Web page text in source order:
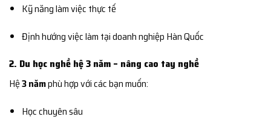
Kỹ năng làm việc thực tế
Định hướng việc làm tại doanh nghiệp Hàn Quốc
2. Du học nghề hệ 3 năm – nâng cao tay nghề
Hệ3 nămphù hợp với các bạn muốn:
Học chuyên sâu